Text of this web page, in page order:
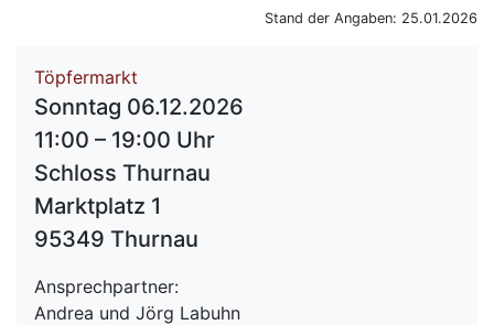
Stand der Angaben: 25.01.2026
Töpfermarkt
Sonntag 06.12.2026
11:00 – 19:00 Uhr
Schloss Thurnau
Marktplatz 1
95349 Thurnau
Ansprechpartner:
Andrea und Jörg Labuhn